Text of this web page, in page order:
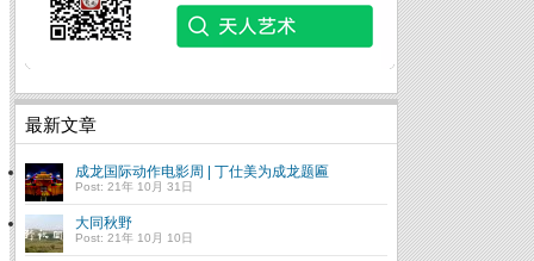
最新文章
成龙国际动作电影周 | 丁仕美为成龙题匾
Post: 21年 10月 31日
大同秋野
Post: 21年 10月 10日